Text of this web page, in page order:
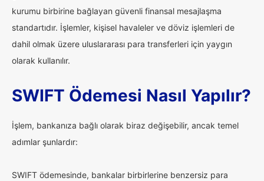
kurumu birbirine bağlayan güvenli finansal mesajlaşma
standartıdır. İşlemler, kişisel havaleler ve döviz işlemleri de
dahil olmak üzere uluslararası para transferleri için yaygın
olarak kullanılır.
SWIFT Ödemesi Nasıl Yapılır?
İşlem, bankanıza bağlı olarak biraz değişebilir, ancak temel
adımlar şunlardır:
SWIFT ödemesinde, bankalar birbirlerine benzersiz para